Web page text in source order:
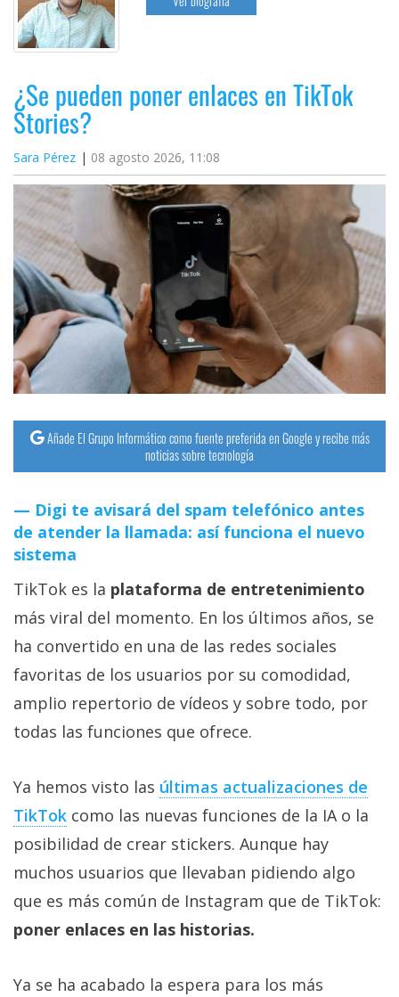
¿Se pueden poner enlaces en TikTok
Stories?
Sara Pérez 08 agosto 2026, 11:08
Añade El Grupo Informático como fuente preferida en Google y recibe más
noticias sobre tecnología
Digi te avisará del spam telefónico antes
de atender la llamada: así funciona el nuevo
sistema
TikTok es la plataforma de entretenimiento
más viral del momento. En los últimos años, se
ha convertido en una de las redes sociales
favoritas de los usuarios por su comodidad,
amplio repertorio de vídeos y sobre todo, por
todas las funciones que ofrece.
Ya hemos visto las últimas actualizaciones de
TikTok como las nuevas funciones de la IA o la
posibilidad de crear stickers. Aunque hay
muchos usuarios que llevaban pidiendo algo
que es más común de Instagram que de TikTok:
poner enlaces en las historias.
Ya se ha acabado la espera para los más